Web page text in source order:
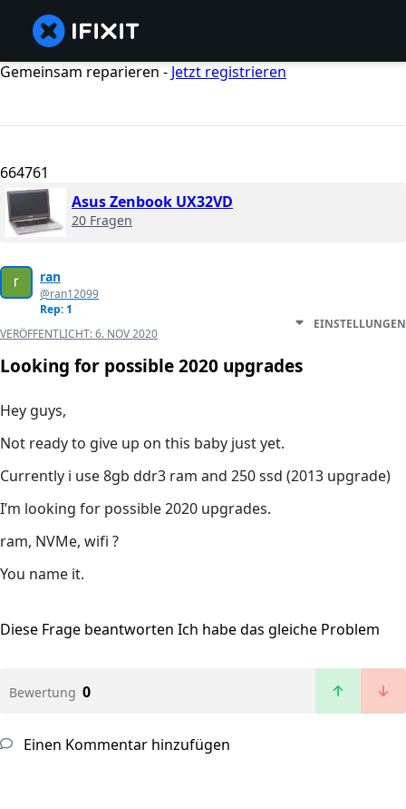
Gemeinsam reparieren - Jetzt registrieren
664761
Asus Zenbook UX32VD
20 Fragen
ran
@ran12099
Rep: 1
VERÖFFENTLICHT:6. NOV 2020
EINSTELLUNGEN
Looking for possible 2020 upgrades
Hey guys,
Not ready to give up on this baby just yet.
Currently i use 8gb ddr3 ram and 250 ssd (2013 upgrade)
I’m looking for possible 2020 upgrades.
ram, NVMe, wifi ?
You name it.
Diese Frage beantworten Ich habe das gleiche Problem
Bewertung 0
Einen Kommentar hinzufügen